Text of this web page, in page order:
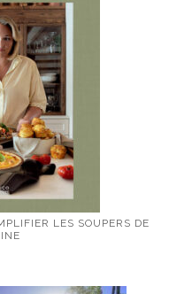
LES SOUPERS DE